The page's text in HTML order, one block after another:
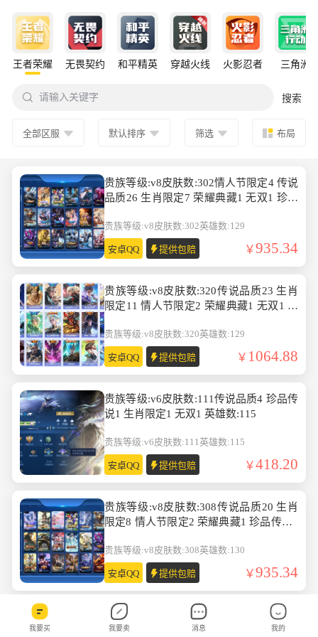
王者荣耀 无畏契约 和平精英 穿越火线 火影忍者 三角洲
 请输入关键字 搜索
全部区服 默认排序 筛选 布局
贵族等级:v8皮肤数:302情人节限定4 传说
品质26 生肖限定7 荣耀典藏1 无双1 珍品
贵族等级:v8皮肤数:302英雄数:129
安卓QQ 提供包赔 935.34
贵族等级:v8皮肤数:320传说品质23 生肖
限定11 情人节限定2 荣耀典藏1 无双1 英
贵族等级:v8皮肤数:320英雄数:129
安卓QQ 提供包赔 1064.88
贵族等级:v6皮肤数:111传说品质4 珍品传
说1 生肖限定1 无双1 英雄数:115
贵族等级:v6皮肤数:111英雄数:115
安卓QQ 提供包赔 418.20
贵族等级:v8皮肤数:308传说品质20 生肖
限定8 情人节限定2 荣耀典藏1 珍品传说4
贵族等级:v8皮肤数:308英雄数:130
安卓QQ 提供包赔 935.34
贵族等级:v6皮肤数:240传说品质6 情人节
限定1 生肖限定2 英雄数:128
我要买 我要卖 消息 我的